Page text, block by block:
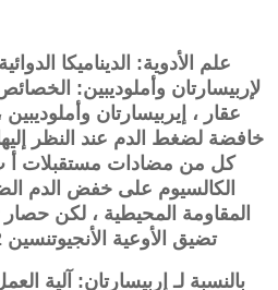
علم الأدوية: الديناميكا
لإربيسارتان وأملوديبين: الخصائص
عقار ، إيربيسارتان
خافضة لضغط الدم عند النظر
الكالسيوم على خفض الدم
المقاومة المحيطية ، لكن
تضيق الأوعية الأنجيوتنسين 2 هي آليات تكميلية
بالنسبة لـ إربيسارتان: آلية